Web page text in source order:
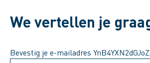
We vertellen je
Bevestig je e-mailadres